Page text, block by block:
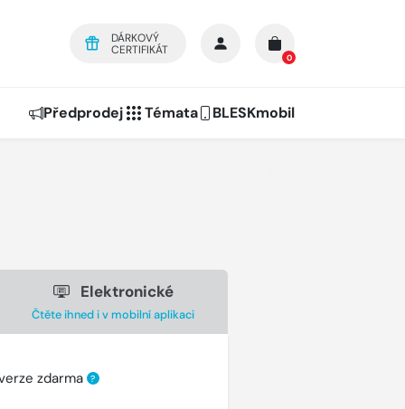
DÁRKOVÝ
CERTIFIKÁT
0
Předprodej Témata BLESKmobil
Elektronické
Čtěte ihned i v mobilní aplikaci
zdarma ?